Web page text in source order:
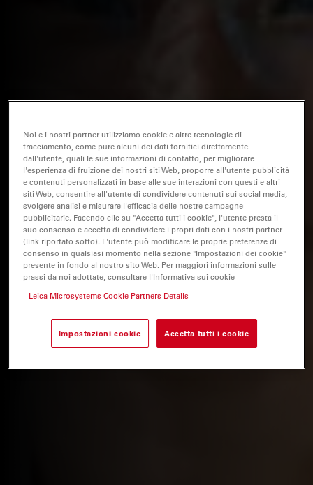
Noi e i nostri partner utilizziamo cookie e altre tecnologie di
tracciamento, come pure alcuni dei dati fornitici direttamente
dall'utente, quali le sue informazioni di contatto, per migliorare
l'esperienza di fruizione dei nostri siti Web, proporre all'utente pubblicità
e contenuti personalizzati in base alle sue interazioni con questi e altri
siti Web, consentire all'utente di condividere contenuti sui social media,
svolgere analisi e misurare l'efficacia delle nostre campagne
pubblicitarie. Facendo clic su "Accetta tutti i cookie", l'utente presta il
suo consenso e accetta di condividere i propri dati con i nostri partner
(link riportato sotto). L'utente può modificare le proprie preferenze di
consenso in qualsiasi momento nella sezione "Impostazioni dei cookie"
presente in fondo al nostro sito Web. Per maggiori informazioni sulle
prassi da noi adottate, consultare l'Informativa sui cookie
Leica Microsystems Cookie Partners Details
Impostazioni cookie Accetta tutti i cookie